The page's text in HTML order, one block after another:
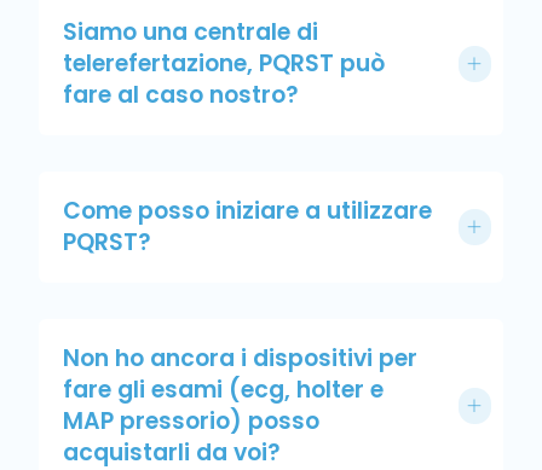
Siamo una centrale di
telerefertazione, PQRST può
fare al caso nostro?
Come posso iniziare a utilizzare
PQRST?
Non ho ancora i dispositivi per
fare gli esami (ecg, holter e
MAP pressorio) posso
acquistarli da voi?